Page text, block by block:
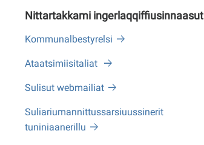
Nittartakkami ingerlaqqiffiusinnaasut
Kommunalbestyrelsi
Ataatsimiisitaliat
Sulisut webmailiat
Suliariumannittussarsiuussinerit
tuniniaanerillu